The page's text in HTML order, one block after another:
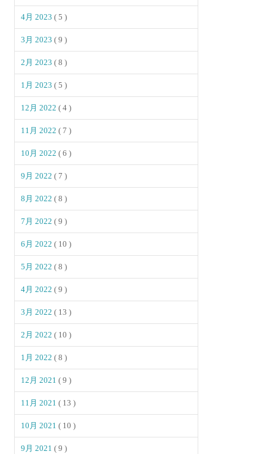
4月 2023( 5 )
3月 2023( 9 )
2月 2023( 8 )
1月 2023( 5 )
12月 2022( 4 )
11月 2022( 7 )
10月 2022( 6 )
9月 2022( 7 )
8月 2022( 8 )
7月 2022( 9 )
6月 2022( 10 )
5月 2022( 8 )
4月 2022( 9 )
3月 2022( 13 )
2月 2022( 10 )
1月 2022( 8 )
12月 2021( 9 )
11月 2021( 13 )
10月 2021( 10 )
9月 2021( 9 )